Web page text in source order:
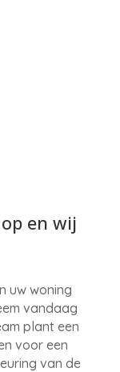
en wij
uw woning
vandaag
plant een
voor een
van de